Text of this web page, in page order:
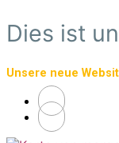
Zum
Hauptinhalt
Dies ist
Unsere neue